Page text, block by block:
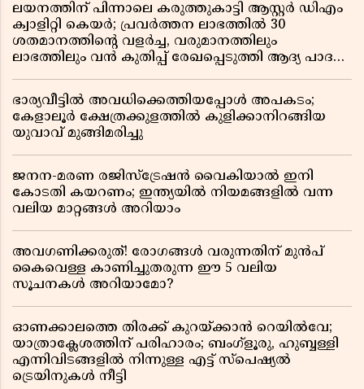
ലയനത്തിന് പിന്നാലെ കരുത്തുകാട്ടി ആസ്റ്റർ ഡിഎം
ക്വാളിറ്റി കെയർ; പ്രവർത്തന ലാഭത്തിൽ 30
ശതമാനത്തിൻ്റെ വളർച്ച, വരുമാനത്തിലും
ലാഭത്തിലും വൻ കുതിപ്പ് രേഖപ്പെടുത്തി ആദ്യ പാദ
ഭാര്യവീട്ടിൽ അവധിക്കെത്തിയപ്പോൾ അപകടം;
കേളാലൂർ ക്ഷേത്രക്കുളത്തിൽ കുളിക്കാനിറങ്ങിയ
യുവാവ് മുങ്ങിമരിച്ചു
ജനന-മരണ രജിസ്ട്രേഷൻ വൈകിയാൽ ഇനി
കോടതി കയറണം; ഇന്ത്യയിൽ നിയമങ്ങളിൽ വന്ന
വലിയ മാറ്റങ്ങൾ അറിയാം
അവഗണിക്കരുത്! രോഗങ്ങൾ വരുന്നതിന് മുൻപ്
കൈവെള്ള കാണിച്ചുതരുന്ന ഈ 5 വലിയ
സൂചനകൾ അറിയാമോ?
ഓണക്കാലത്തെ തിരക്ക് കുറയ്ക്കാൻ റെയിൽവേ;
യാത്രാക്ലേശത്തിന് പരിഹാരം; ബംഗ്ളൂരു, ഹുബ്ബള്ളി
എന്നിവിടങ്ങളിൽ നിന്നുള്ള എട്ട് സ്പെഷ്യൽ
ട്രെയിനുകൾ നീട്ടി